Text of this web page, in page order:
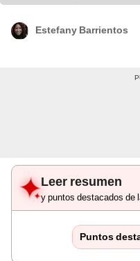
Estefany Barrientos
Leer resumen
y puntos destacados de
Puntos